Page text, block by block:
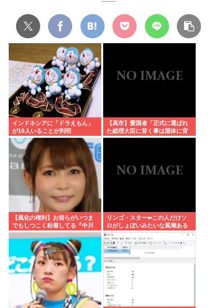
インドネシアに「ドラえもん」
が16人いることが判明
【高市】愛国者「正式に選ばれ
た総理大臣に背く事は国体に背
く事に等しい。誰が主人かハッ
【風化の権利】お前らがいつま
でもしつこく粘着してる『中川
翔子Switch2事件』俺はもう許し
たし、忘れようと思う。
リンゴ・スター⬅︎この人だけソ
ロがしょぼいみたいな風潮ある
じゃないですか